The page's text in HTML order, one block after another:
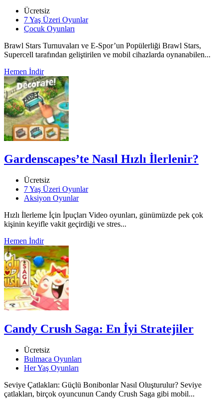
Ücretsiz
7 Yaş Üzeri Oyunlar
Çocuk Oyunları
Brawl Stars Turnuvaları ve E-Spor’un Popülerliği Brawl Stars,
Supercell tarafından geliştirilen ve mobil cihazlarda oynanabilen...
Hemen İndir
Gardenscapes’te Nasıl Hızlı İlerlenir?
Ücretsiz
7 Yaş Üzeri Oyunlar
Aksiyon Oyunlar
Hızlı İlerleme İçin İpuçları Video oyunları, günümüzde pek çok
kişinin keyifle vakit geçirdiği ve stres...
Hemen İndir
Candy Crush Saga: En İyi Stratejiler
Ücretsiz
Bulmaca Oyunları
Her Yaş Oyunları
Seviye Çatlakları: Güçlü Bonibonlar Nasıl Oluşturulur? Seviye
çatlakları, birçok oyuncunun Candy Crush Saga gibi mobil...